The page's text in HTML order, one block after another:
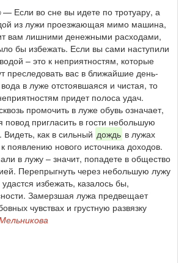
— Если во сне вы идете по тротуару, а
из лужи проезжающая мимо машина,
вам лишними денежными расходами,
бы избежать. Если вы сами наступили
водой – это к неприятностям, которые
преследовать вас в ближайшие день-
в луже отстоявшаяся и чистая, то
придет полоса удач.
промочить в луже обувь означает,
повод пригласить в гости небольшую
как в сильный дождь в лужах
появлению нового источника доходов.
в лужу – значит, попадете в общество
Перепрыгнуть через небольшую лужу
избежать, казалось бы,
Замерзшая лужа предвещает
чувствах и грустную развязку